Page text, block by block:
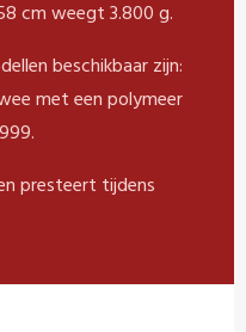
cm weegt 3.800 g.
beschikbaar zijn:
met een polymeer
presteert tijdens